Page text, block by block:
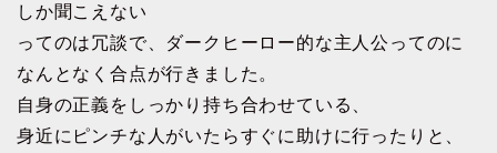
しか聞こえない
ってのは冗談で、ダークヒーロー的な主人公ってのに
なんとなく合点が行きました。
自身の正義をしっかり持ち合わせている、
身近にピンチな人がいたらすぐに助けに行ったりと、